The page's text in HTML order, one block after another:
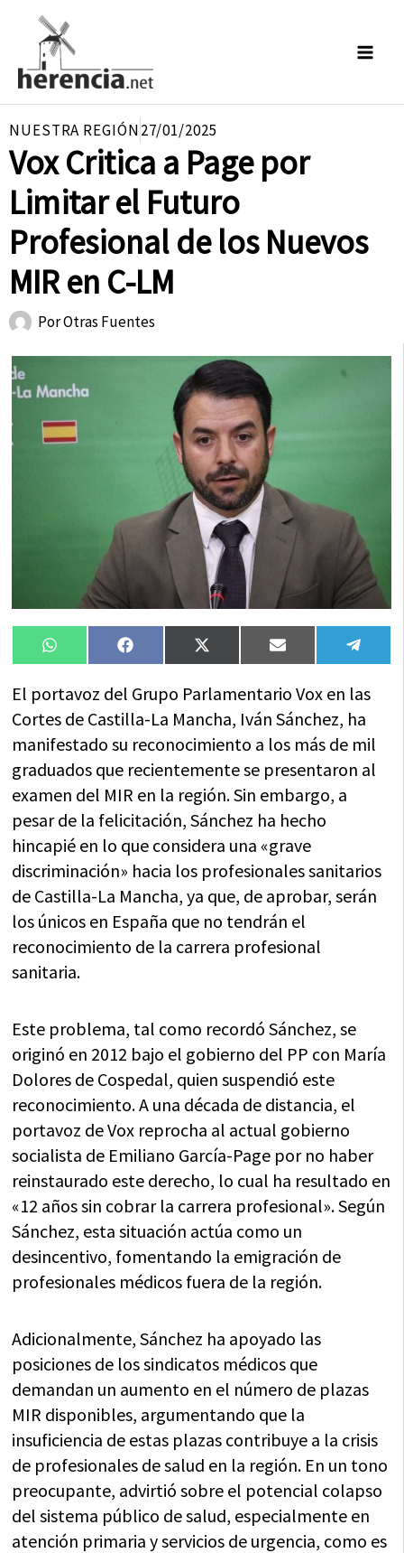
contenido
NUESTRA REGIÓN27/01/2025
Vox Critica a Page por
Limitar el Futuro
Profesional de los Nuevos
MIR en C-LM
PorOtras Fuentes
Compartir
en
WhatsAppCompartir
en
FacebookCompartir
en
X
(Twitter)
Compartir
en
Email
en
El portavoz del Grupo Parlamentario Vox en las
Cortes de Castilla-La Mancha, Iván Sánchez, ha
manifestado su reconocimiento a los más de mil
graduados que recientemente se presentaron al
examen del MIR en la región. Sin embargo, a
pesar de la felicitación, Sánchez ha hecho
hincapié en lo que considera una «grave
discriminación» hacia los profesionales sanitarios
de Castilla-La Mancha, ya que, de aprobar, serán
los únicos en España que no tendrán el
reconocimiento de la carrera profesional
sanitaria.
Este problema, tal como recordó Sánchez, se
originó en 2012 bajo el gobierno del PP con María
Dolores de Cospedal, quien suspendió este
reconocimiento. A una década de distancia, el
portavoz de Vox reprocha al actual gobierno
socialista de Emiliano García-Page por no haber
reinstaurado este derecho, lo cual ha resultado en
«12 años sin cobrar la carrera profesional». Según
Sánchez, esta situación actúa como un
desincentivo, fomentando la emigración de
profesionales médicos fuera de la región.
Adicionalmente, Sánchez ha apoyado las
posiciones de los sindicatos médicos que
demandan un aumento en el número de plazas
MIR disponibles, argumentando que la
insuficiencia de estas plazas contribuye a la crisis
de profesionales de salud en la región. En un tono
preocupante, advirtió sobre el potencial colapso
del sistema público de salud, especialmente en
atención primaria y servicios de urgencia, como es